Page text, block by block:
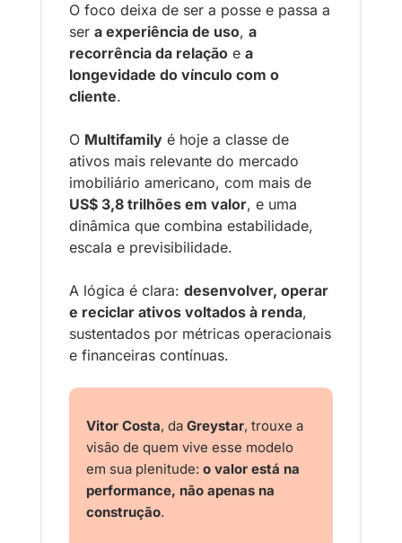
O foco deixa de ser a posse e passa a
ser a experiência de uso, a
recorrência da relação e a
longevidade do vínculo com o
cliente.
O Multifamily é hoje a classe de
ativos mais relevante do mercado
US$ 3,8 trilhões em valor, e uma
dinâmica que combina estabilidade,
escala e previsibilidade.
A lógica é clara: desenvolver, operar
e reciclar ativos voltados à renda,
sustentados por métricas operacionais
e financeiras contínuas.
Vitor Costa, da Greystar, trouxe a
visão de quem vive esse modelo
em sua plenitude: o valor está na
performance, não apenas na
construção.